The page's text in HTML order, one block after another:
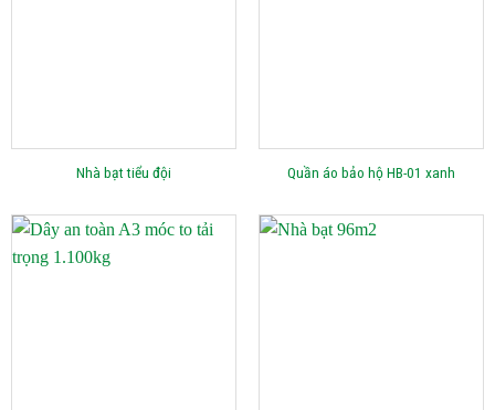
Nhà bạt tiểu đội Quần áo bảo hộ HB-01 xanh